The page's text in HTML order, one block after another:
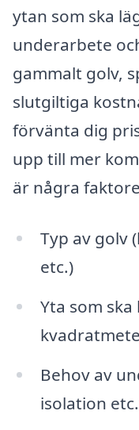
ytan som ska
underarbete
gammalt golv,
slutgiltiga
förvänta dig
upp till mer
är några
Typ av golv
etc.)
Yta som
Behov av
isolation